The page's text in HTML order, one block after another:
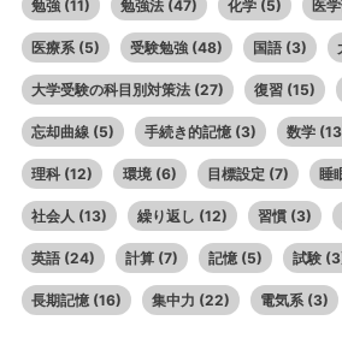
勉強 (11) 勉強法 (47) 化学 (5) 医
医療系 (5) 受験勉強 (48) 国語 (3)
大学受験の科目別対策法 (27) 復習 (15)
忘却曲線 (5) 手続き的記憶 (3) 数学
理科 (12) 環境 (6) 目標設定 (7) 睡
社会人 (13) 繰り返し (12) 習慣 (3)
英語 (24) 計算 (7) 記憶 (5) 試験
長期記憶 (16) 集中力 (22) 電気系 (3)